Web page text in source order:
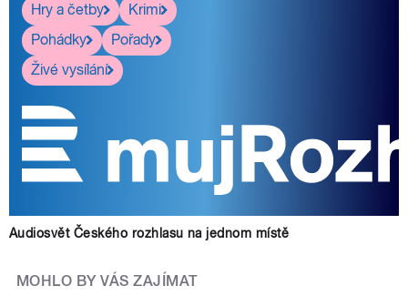
Hry a četby
Krimi
Pohádky
Pořady
Živé vysílání
Audiosvět Českého rozhlasu na jednom místě
MOHLO BY VÁS ZAJÍMAT